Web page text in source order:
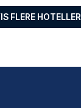
FLERE HOTELLER